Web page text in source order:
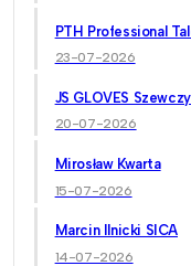
PTH Professional
23-07-2026
JS GLOVES
20-07-2026
Mirosław Kwarta
15-07-2026
Marcin Ilnicki SICA
14-07-2026